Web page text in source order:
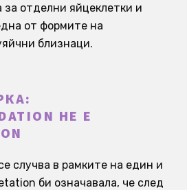
за отделни яйцеклетки и
от формите на
близнаци.
НЕ Е
случва в рамките на един и
би означавала, че след